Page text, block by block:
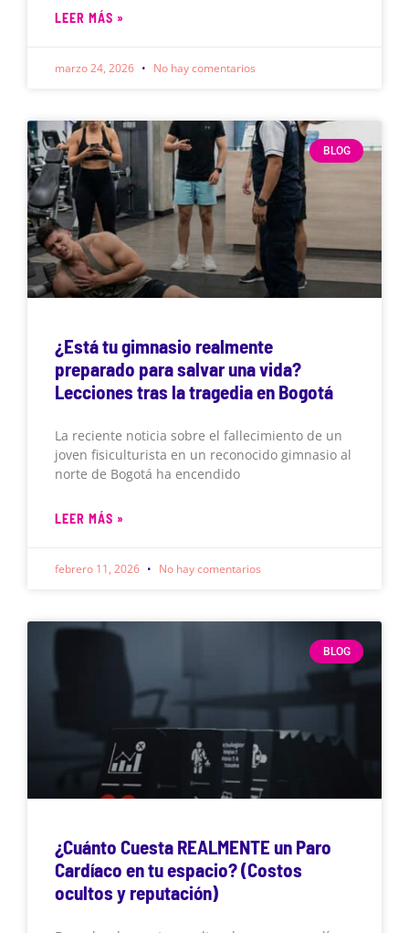
LEER MÁS »
marzo 24, 2026 No hay comentarios
BLOG
¿Está tu gimnasio realmente
preparado para salvar una vida?
Lecciones tras la tragedia en Bogotá
La reciente noticia sobre el fallecimiento de un
joven fisiculturista en un reconocido gimnasio al
norte de Bogotá ha encendido
LEER MÁS »
febrero 11, 2026 No hay comentarios
BLOG
¿Cuánto Cuesta REALMENTE un Paro
Cardíaco en tu espacio? (Costos
ocultos y reputación)